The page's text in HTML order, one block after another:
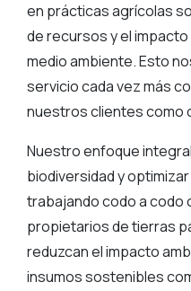
en prácticas agrícolas
de recursos y el
medio ambiente. Esto
servicio cada vez más
nuestros clientes como
Nuestro enfoque
biodiversidad y
trabajando codo a codo
propietarios de tierras
reduzcan el impacto
insumos sostenibles